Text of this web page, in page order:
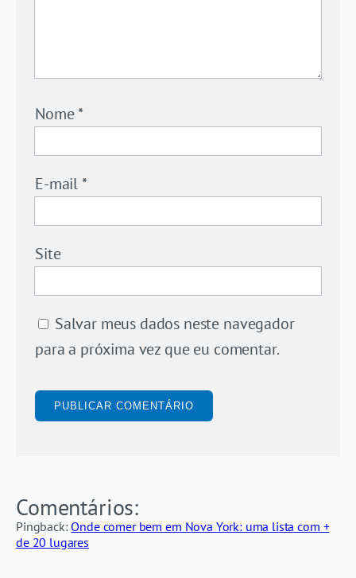
Nome*
E-mail*
Site
Salvar meus dados neste navegador
para a próxima vez que eu comentar.
Comentários:
Pingback:Onde comer bem em Nova York: uma lista com +
de 20 lugares